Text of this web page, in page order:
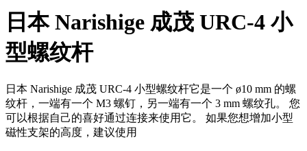
日本 Narishige 成茂 URC-4 小
型螺纹杆
日本 Narishige 成茂 URC-4 小型螺纹杆它是一个 ø10 mm 的螺
纹杆，一端有一个 M3 螺钉，另一端有一个 3 mm 螺纹孔。 您
可以根据自己的喜好通过连接来使用它。 如果您想增加小型
磁性支架的高度，建议使用